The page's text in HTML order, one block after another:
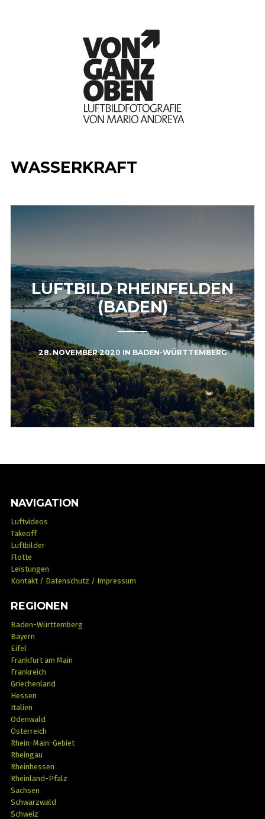
WASSERKRAFT
LUFTBILD RHEINFELDEN
(BADEN)
28. NOVEMBER 2020 IN BADEN-WÜRTTEMBERG
NAVIGATION
Luftvideos
Takeoff
Luftbilder
Flotte
Leistungen
Kontakt / Datenschutz / Impressum
REGIONEN
Baden-Württemberg
Bayern
Eifel
Frankfurt am Main
Frankreich
Griechenland
Hessen
Italien
Odenwald
Österreich
Rhein-Main-Gebiet
Rheingau
Rheinhessen
Rheinland-Pfalz
Sachsen
Schwarzwald
Schweiz